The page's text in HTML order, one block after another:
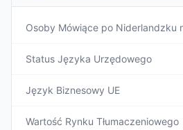
Osoby Mówiące po Niderlandzku
Status Języka Urzędowego
Język Biznesowy UE
Wartość Rynku Tłumaczeniowego